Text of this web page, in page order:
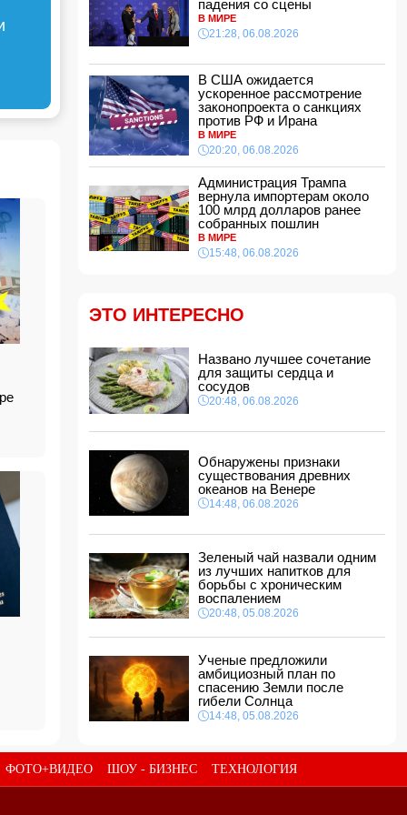
21:16, 06.08.2026
Такер Карлсон обвинил руководство США во
21:00, 06.08.2026
Названо лучшее сочетание для защиты
сердца и сосудов
20:48, 06.08.2026
Салах официально стал игроком
"Трабзонспора": раскрыты детали контракта
В США ожидается ускоренное рассмотрение
законопроекта о санкциях против РФ и Ирана
20:20, 06.08.2026
18:48, 06.08.2026
Чолпон-Атинская декларация укрепит
институциональные основы отношений
между Азербайджаном и Центральной Азией
Стала известна дата II этапа вступительного
экзамена в резидентуру
18:02, 06.08.2026
Новрузали Асланов провел встречу с
ФОТО
18:00, 06.08.2026
«Новые технологии формируют новые
профессии на рынке труда» — эксперт
16:48, 06.08.2026
Джейхун Байрамов и Андрей Сибига проводят
16:28, 06.08.2026
падения со сцены
В МИРЕ
21:28, 06.08.2026
В США ожидается
ускоренное рассмотрение
законопроекта о санкциях
против РФ и Ирана
В МИРЕ
20:20, 06.08.2026
Администрация Трампа
вернула импортерам около
100 млрд долларов ранее
собранных пошлин
В МИРЕ
15:48, 06.08.2026
ЭТО ИНТЕРЕСНО
Названо лучшее сочетание
для защиты сердца и
сосудов
20:48, 06.08.2026
Обнаружены признаки
существования древних
океанов на Венере
14:48, 06.08.2026
Зеленый чай назвали одним
из лучших напитков для
борьбы с хроническим
воспалением
20:48, 05.08.2026
Ученые предложили
амбициозный план по
спасению Земли после
гибели Солнца
14:48, 05.08.2026
ФОТО+ВИДЕО ШОУ - БИЗНЕС ТЕХНОЛОГИЯ